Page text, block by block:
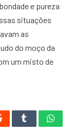
e pureza
situações
as
do moço da
um misto de
Tumblr